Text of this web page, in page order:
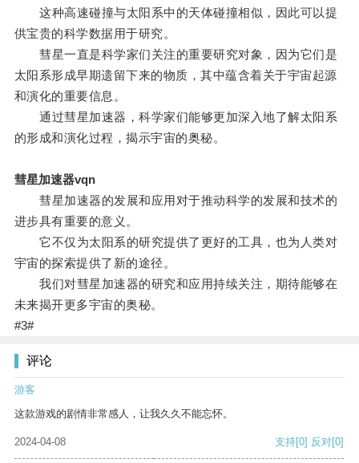
这种高速碰撞与太阳系中的天体碰撞相似，因此可以提
供宝贵的科学数据用于研究。
彗星一直是科学家们关注的重要研究对象，因为它们是
太阳系形成早期遗留下来的物质，其中蕴含着关于宇宙起源
和演化的重要信息。
通过彗星加速器，科学家们能够更加深入地了解太阳系
的形成和演化过程，揭示宇宙的奥秘。
彗星加速器vqn
彗星加速器的发展和应用对于推动科学的发展和技术的
进步具有重要的意义。
它不仅为太阳系的研究提供了更好的工具，也为人类对
宇宙的探索提供了新的途径。
我们对彗星加速器的研究和应用持续关注，期待能够在
未来揭开更多宇宙的奥秘。
#3#
评论
游客
这款游戏的剧情非常感人，让我久久不能忘怀。
2024-04-08 支持[0] 反对[0]